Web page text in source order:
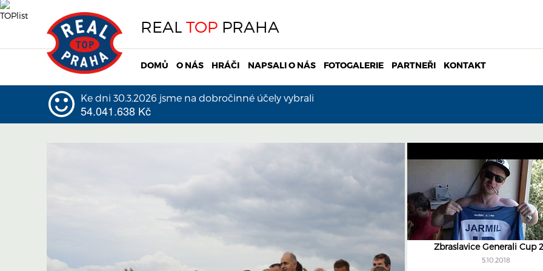
REAL TOP PRAHA
DOMŮ O NÁS HRÁČI NAPSALI O NÁS FOTOGALERIE PARTNEŘI KONTAKT
Ke dni 30.3.2026 jsme na dobročinné účely vybrali
54.041.638 Kč
Zbraslavice Generali Cup
5.10.2018